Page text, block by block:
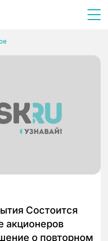
Состоится
акционеров
о повторном